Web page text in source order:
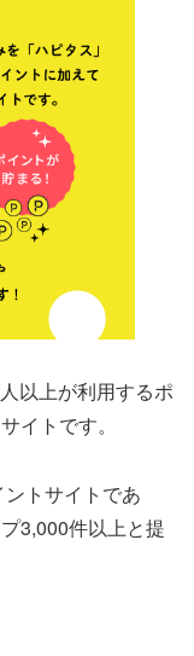
以上が利用するポ
イトです。
トサイトであ
3,000件以上と提